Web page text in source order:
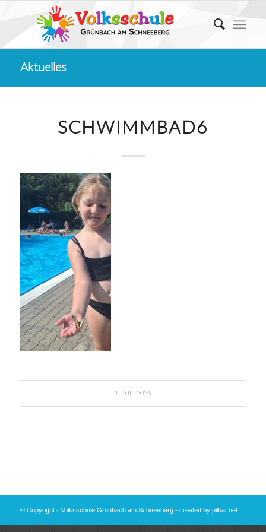
Aktuelles
SCHWIMMBAD6
1. JULI 2026
© Copyright - Volksschule Grünbach am Schneeberg - created by pilhar.net